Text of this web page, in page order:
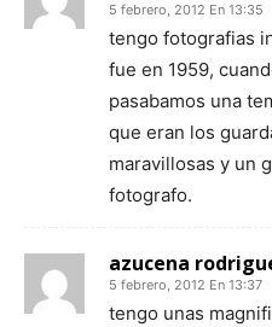
5 febrero, 2012 En 13:35
tengo fotografias
fue en 1959,
pasabamos una
que eran los
maravillosas y un
fotografo.
azucena
5 febrero, 2012 En 13:37
tengo unas